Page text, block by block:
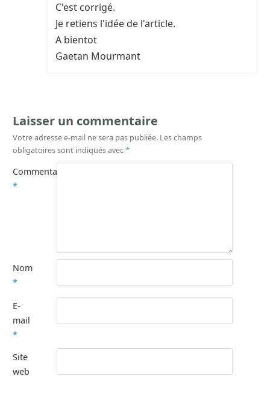
C'est corrigé.
Je retiens l'idée de l'article.
A bientot
Gaetan Mourmant
Laisser un commentaire
Votre adresse e-mail ne sera pas publiée. Les champs
obligatoires sont indiqués avec*
Commentaire
*
Nom
*
E-
mail
*
Site
web